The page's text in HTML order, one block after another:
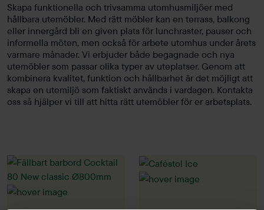
Skapa funktionella och trivsamma utomhusmiljöer med
hållbara utemöbler. Med rätt möbler kan en terrass, balkong
eller innergård bli en given plats för lunchraster, pauser och
informella möten, men också för arbete utomhus under årets
varmare månader. Vi erbjuder både begagnade och nya
utemöbler som passar olika typer av uteplatser. Genom att
kombinera kvalitet, funktion och hållbarhet är det möjligt att
skapa en utemiljö som faktiskt används i vardagen. Kontakta
oss så hjälper vi till att hitta rätt utemöbler för er arbetsplats.